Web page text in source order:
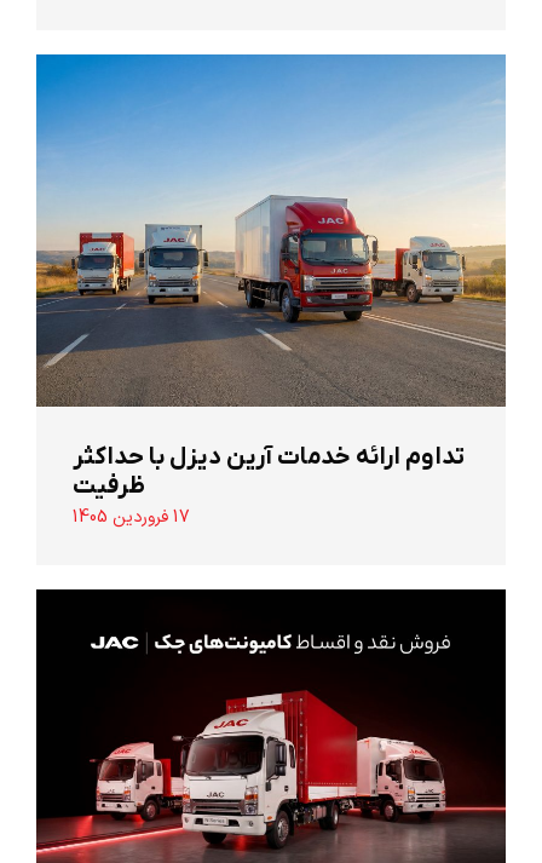
تداوم ارائه خدمات آرین دیزل با حداکثر
ظرفیت
17 فروردین 1405